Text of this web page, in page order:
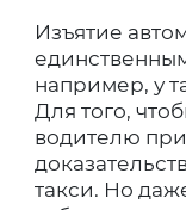
Изъятие
например, у
Для того,
водителю
такси. Но